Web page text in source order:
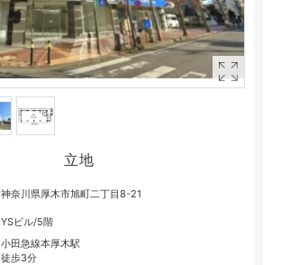
立地
神奈川県厚木市旭町二丁目8-21
YSビル/5階
小田急線本厚木駅
徒歩3分